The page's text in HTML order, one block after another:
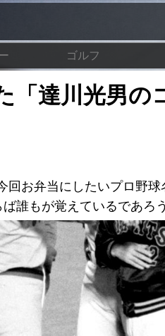
ゴルフ
「達川光男の
回お弁当にしたいプロ野
誰もが覚えているであろ